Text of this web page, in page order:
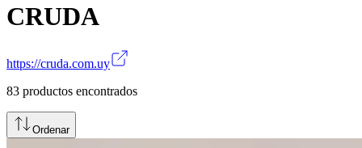
CRUDA
https://cruda.com.uy
83 productos encontrados
Ordenar